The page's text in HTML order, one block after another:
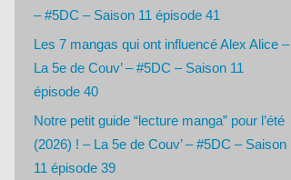
– #5DC – Saison 11 épisode 41
Les 7 mangas qui ont influencé Alex Alice –
La 5e de Couv’ – #5DC – Saison 11
épisode 40
Notre petit guide “lecture manga” pour l’été
(2026) ! – La 5e de Couv’ – #5DC – Saison
11 épisode 39